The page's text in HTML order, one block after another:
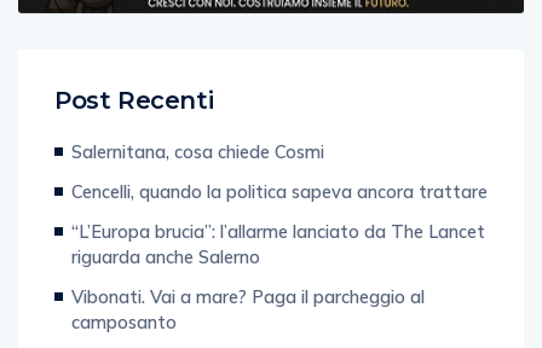
Post Recenti
Salernitana, cosa chiede Cosmi
Cencelli, quando la politica sapeva ancora trattare
“L’Europa brucia”: l’allarme lanciato da The Lancet
riguarda anche Salerno
Vibonati. Vai a mare? Paga il parcheggio al
camposanto